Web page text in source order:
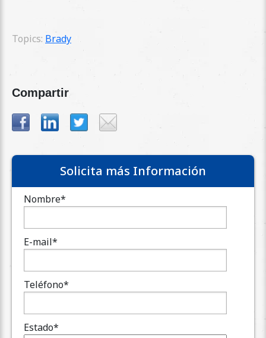
Topics: Brady
Compartir
Solicita más Información
Nombre*
E-mail*
Teléfono*
Estado*